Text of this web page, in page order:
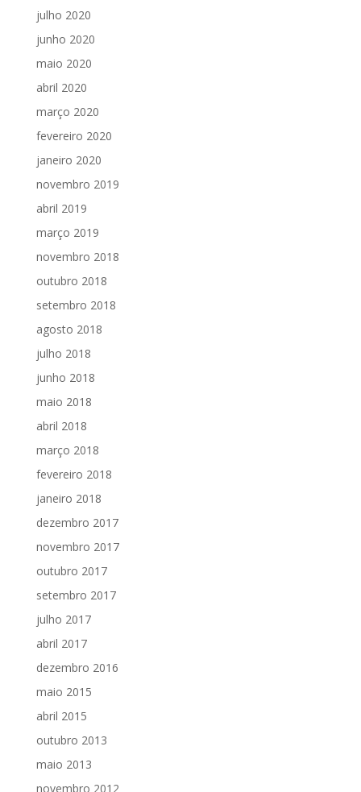
julho 2020
junho 2020
maio 2020
abril 2020
março 2020
fevereiro 2020
janeiro 2020
novembro 2019
abril 2019
março 2019
novembro 2018
outubro 2018
setembro 2018
agosto 2018
julho 2018
junho 2018
maio 2018
abril 2018
março 2018
fevereiro 2018
janeiro 2018
dezembro 2017
novembro 2017
outubro 2017
setembro 2017
julho 2017
abril 2017
dezembro 2016
maio 2015
abril 2015
outubro 2013
maio 2013
novembro 2012